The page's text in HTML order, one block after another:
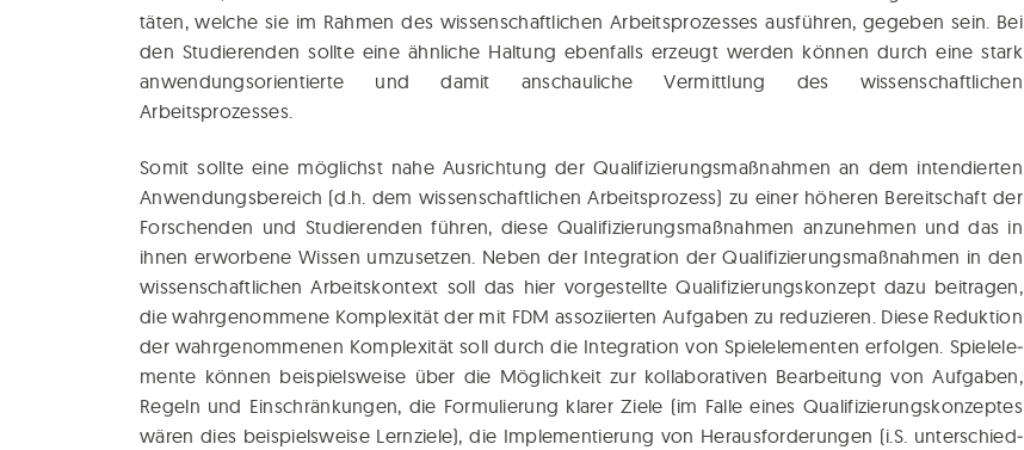
tä­ten, wel­che sie im Rah­men des wis­sen­schaft­li­chen Arbeits­pro­zes­ses aus­füh­ren, gege­ben sein. Bei
den Stu­die­ren­den soll­te eine ähn­li­che Hal­tung eben­falls erzeugt wer­den kön­nen durch eine stark
anwen­dungs­ori­en­tier­te und damit anschau­li­che Ver­mitt­lung des wis­sen­schaft­li­chen
Arbeitsprozesses.
Somit soll­te eine mög­lichst nahe Aus­rich­tung der Qua­li­fi­zie­rungs­maß­nah­men an dem inten­dier­ten
Anwen­dungs­be­reich (d.h. dem wis­sen­schaft­li­chen Arbeits­pro­zess) zu einer höhe­ren Bereit­schaft der
For­schen­den und Stu­die­ren­den füh­ren, die­se Qua­li­fi­zie­rungs­maß­nah­men anzu­neh­men und das in
ihnen erwor­be­ne Wis­sen umzu­set­zen. Neben der Inte­gra­ti­on der Qua­li­fi­zie­rungs­maß­nah­men in den
wis­sen­schaft­li­chen Arbeits­kon­text soll das hier vor­ge­stell­te Qua­li­fi­zie­rungs­kon­zept dazu bei­tra­gen,
die wahr­ge­nom­me­ne Kom­ple­xi­tät der mit FDM asso­zi­ier­ten Auf­ga­ben zu redu­zie­ren. Die­se Reduk­ti­on
der wahr­ge­nom­me­nen Kom­ple­xi­tät soll durch die Inte­gra­ti­on von Spiel­ele­men­ten erfol­gen. Spiel­ele­
men­te kön­nen bei­spiels­wei­se über die Mög­lich­keit zur kol­la­bo­ra­ti­ven Bear­bei­tung von Auf­ga­ben,
Regeln und Ein­schrän­kun­gen, die For­mu­lie­rung kla­rer Zie­le (im Fal­le eines Qua­li­fi­zie­rungs­kon­zep­tes
wären dies bei­spiels­wei­se Lern­zie­le), die Imple­men­tie­rung von Her­aus­for­de­run­gen (i.S. unter­schied­